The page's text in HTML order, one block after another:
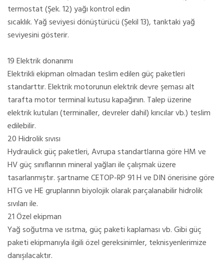
termostat (Şek. 12) yağı kontrol edin
sıcaklık. Yağ seviyesi dönüştürücü (Şekil 13), tanktaki yağ
seviyesini gösterir.
19 Elektrik donanımı
Elektrikli ekipman olmadan teslim edilen güç paketleri
standarttır. Elektrik motorunun elektrik devre şeması alt
tarafta motor terminal kutusu kapağının. Talep üzerine
elektrik kutuları (terminaller, devreler dahil) kırıcılar vb.) teslim
edilebilir.
20 Hidrolik sıvısı
Hydraulick güç paketleri, Avrupa standartlarına göre HM ve
HV güç sınıflarının mineral yağları ile çalışmak üzere
tasarlanmıştır. şartname CETOP-RP 91 H ve DIN önerisine göre
HTG ve HE gruplarının biyolojik olarak parçalanabilir hidrolik
sıvıları ile.
21 Özel ekipman
Yağ soğutma ve ısıtma, güç paketi kaplaması vb. Gibi güç
paketi ekipmanıyla ilgili özel gereksinimler, teknisyenlerimize
danışılacaktır.